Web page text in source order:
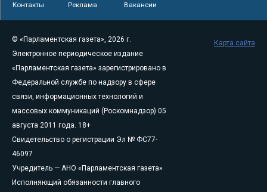
Контакты Реклама Вакансии
© «Парламентская газета», 2026 г.
Электронное периодическое издание
«Парламентская газета» зарегистрировано в
Федеральной службе по надзору в сфере
связи, информационных технологий и
массовых коммуникаций (Роскомнадзор) 05
августа 2011 года. 18+
Свидетельство о регистрации Эл № ФС77-
46097
Учредитель — АНО «Парламентская газета»
Исполняющий обязанности главного
Карта сайта